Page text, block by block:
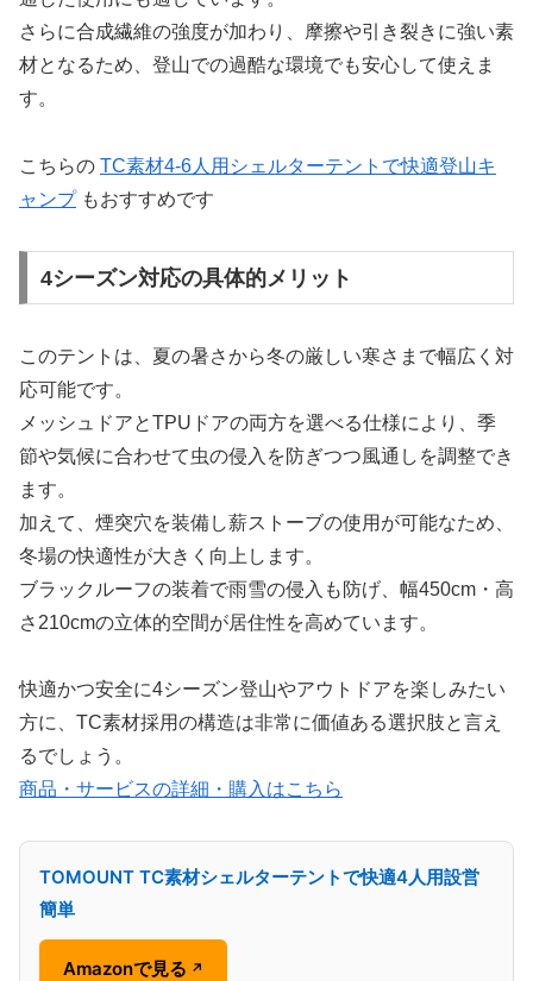
さらに合成繊維の強度が加わり、摩擦や引き裂きに強い素
材となるため、登山での過酷な環境でも安心して使えま
す。
こちらの TC素材4-6人用シェルターテントで快適登山キ
ャンプもおすすめです
4シーズン対応の具体的メリット
このテントは、夏の暑さから冬の厳しい寒さまで幅広く対
応可能です。
メッシュドアとTPUドアの両方を選べる仕様により、季
節や気候に合わせて虫の侵入を防ぎつつ風通しを調整でき
ます。
加えて、煙突穴を装備し薪ストーブの使用が可能なため、
冬場の快適性が大きく向上します。
ブラックルーフの装着で雨雪の侵入も防げ、幅450cm・高
さ210cmの立体的空間が居住性を高めています。
快適かつ安全に4シーズン登山やアウトドアを楽しみたい
方に、TC素材採用の構造は非常に価値ある選択肢と言え
るでしょう。
商品・サービスの詳細・購入はこちら
TOMOUNT TC素材シェルターテントで快適4人用設営
簡単
Amazonで見る ↗